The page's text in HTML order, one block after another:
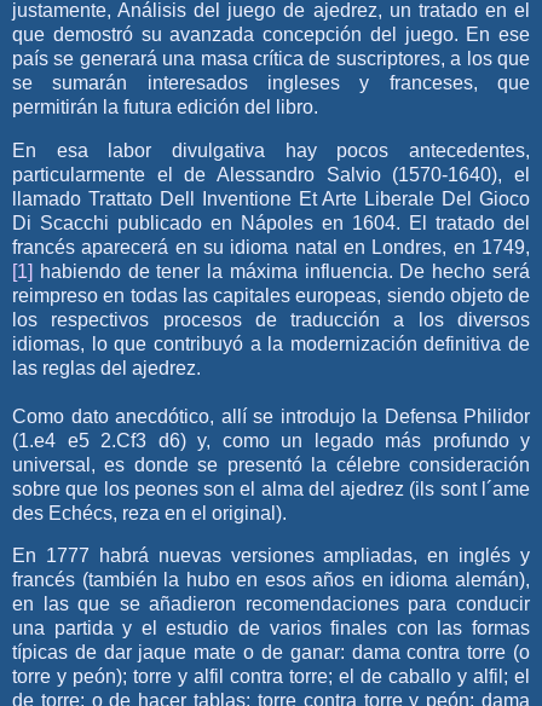
justamente, Análisis del juego de ajedrez, un tratado en el
que demostró su avanzada concepción del juego. En ese
país se generará una masa crítica de suscriptores, a los que
se sumarán interesados ingleses y franceses, que
permitirán la futura edición del libro.
En esa labor divulgativa hay pocos antecedentes,
particularmente el de Alessandro Salvio (1570-1640), el
llamado Trattato Dell Inventione Et Arte Liberale Del Gioco
Di Scacchi publicado en Nápoles en 1604. El tratado del
francés aparecerá en su idioma natal en Londres, en 1749,
[1] habiendo de tener la máxima influencia. De hecho será
reimpreso en todas las capitales europeas, siendo objeto de
los respectivos procesos de traducción a los diversos
idiomas, lo que contribuyó a la modernización definitiva de
las reglas del ajedrez.
Como dato anecdótico, allí se introdujo la Defensa Philidor
(1.e4 e5 2.Cf3 d6) y, como un legado más profundo y
universal, es donde se presentó la célebre consideración
sobre que los peones son el alma del ajedrez (ils sont l´ame
des Echécs, reza en el original).
En 1777 habrá nuevas versiones ampliadas, en inglés y
francés (también la hubo en esos años en idioma alemán),
en las que se añadieron recomendaciones para conducir
una partida y el estudio de varios finales con las formas
típicas de dar jaque mate o de ganar: dama contra torre (o
torre y peón); torre y alfil contra torre; el de caballo y alfil; el
de torre; o de hacer tablas: torre contra torre y peón; dama